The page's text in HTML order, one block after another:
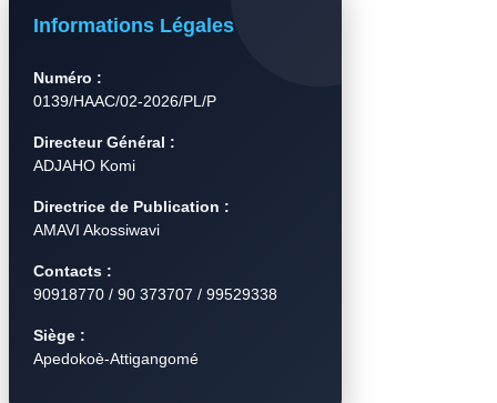
Informations Légales
Numéro :
0139/HAAC/02-2026/PL/P
Directeur Général :
ADJAHO Komi
Directrice de Publication :
AMAVI Akossiwavi
Contacts :
90918770 / 90 373707 / 99529338
Siège :
Apedokoè-Attigangomé